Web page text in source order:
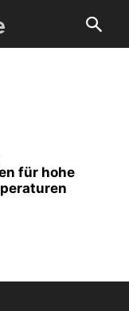
für hohe